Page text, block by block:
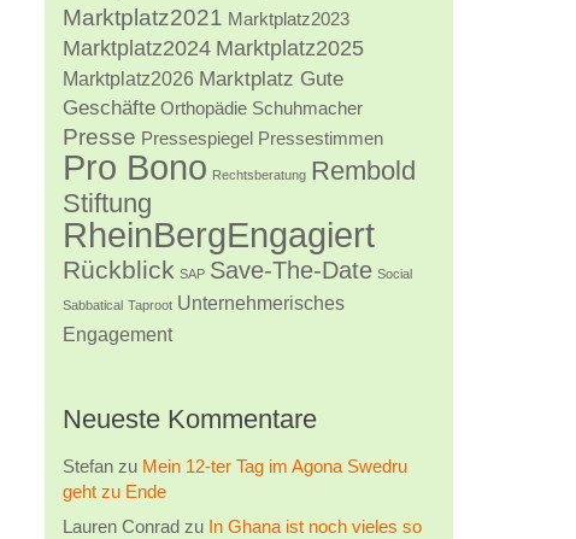
Marktplatz2021 Marktplatz2023
Marktplatz2024 Marktplatz2025
Marktplatz2026 Marktplatz Gute
Geschäfte Orthopädie Schuhmacher
Presse Pressespiegel Pressestimmen
Pro Bono Rechtsberatung Rembold
Stiftung
RheinBergEngagiert
Rückblick SAP Save-The-Date Social
Sabbatical Taproot Unternehmerisches
Engagement
Neueste Kommentare
Stefanzu Mein 12-ter Tag im Agona Swedru
geht zu Ende
Lauren Conradzu In Ghana ist noch vieles so